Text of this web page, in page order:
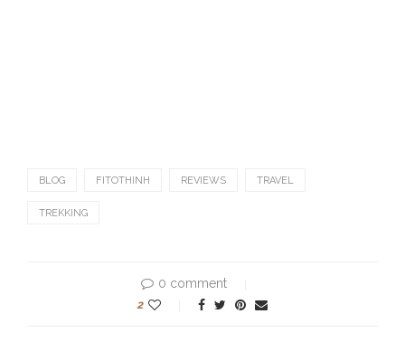
BLOG FITOTHINH REVIEWS TRAVEL
TREKKING
0 comment
2